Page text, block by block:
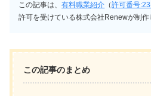
この記事は、有料職業紹介 （許可番号
許可を受けている株式会社Renewが制作
この記事のまとめ